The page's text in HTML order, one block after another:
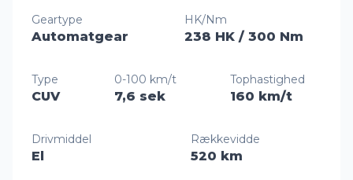
Geartype
Automatgear
HK/Nm
238 HK / 300 Nm
Type
CUV
0-100 km/t
7,6 sek
Tophastighed
160 km/t
Drivmiddel
El
Rækkevidde
520 km